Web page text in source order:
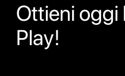
Ottieni oggi
Play!